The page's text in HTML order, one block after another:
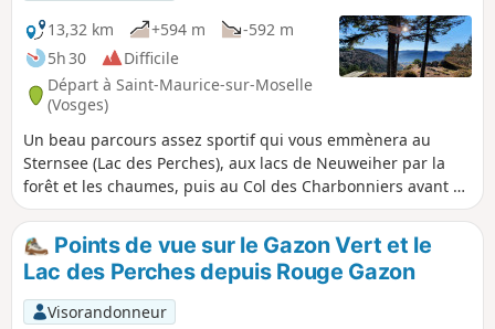
13,32 km
+594 m
-592 m
5h 30
Difficile
Départ à Saint-Maurice-sur-Moselle
(Vosges)
Un beau parcours assez sportif qui vous emmènera au
Sternsee (Lac des Perches), aux lacs de Neuweiher par la
forêt et les chaumes, puis au Col des Charbonniers avant de
retourner vers Rouge-Gazon. À plusieurs reprises, vous
pourrez admirer la vue sur la plaine d'Alsace, et les Alpes
par beau temps.
Points de vue sur le Gazon Vert et le
Lac des Perches depuis Rouge Gazon
Visorandonneur